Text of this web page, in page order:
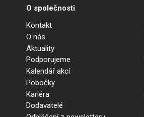
O společnosti
Kontakt
O nás
Aktuality
Podporujeme
Kalendář akcí
Pobočky
Kariéra
Dodavatelé